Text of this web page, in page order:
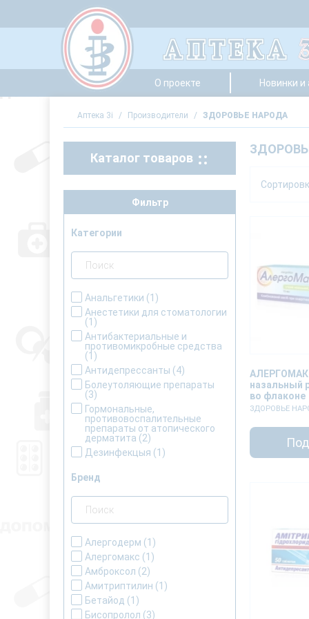
О проекте Новинки и
Аптека 3i / Производители / ЗДОРОВЬЕ НАРОДА
Каталог товаров
Фильтр
Категории
Анальгетики (1)
Анестетики для стоматологии
(1)
Антибактериальные и
противомикробные средства
(1)
Антидепрессанты (4)
Болеутоляющие препараты
(3)
Гормональные,
противовоспалительные
препараты от атопического
дерматита (2)
Дезинфекцыя (1)
кашле
Лекарства при сухом кашле
(1)
Лекарство от влажного кашля
для детей(1)
Лекарство от сухого кашля
для детей(1)
Мази, кремы, гели от алергии
(1)
Негликозидные
Бренд
Алергодерм (1)
Алергомакс (1)
Амброксол (2)
Амитриптилин (1)
Бетайод (1)
Бисопролол (3)
назальный
во флаконе
ЗДОРОВЬЕ